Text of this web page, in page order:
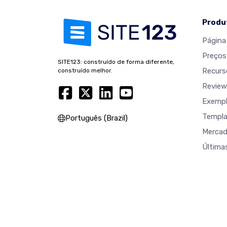
SITE123: construído de forma diferente,
construído melhor.
Português (Brazil)
Preços